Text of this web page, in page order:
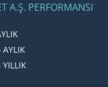
A.Ş. PERFORMANSI
AYLIK
YILLIK